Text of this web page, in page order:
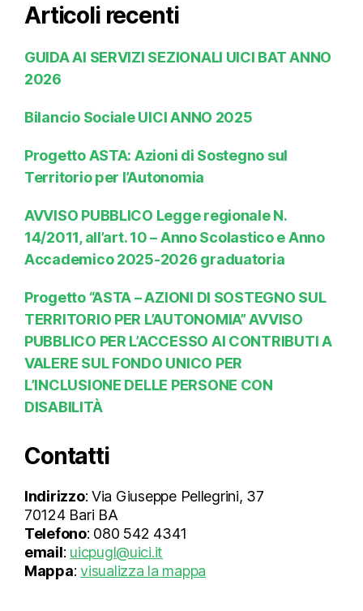
Articoli recenti
GUIDA AI SERVIZI SEZIONALI UICI BAT ANNO
2026
Bilancio Sociale UICI ANNO 2025
Progetto ASTA: Azioni di Sostegno sul
Territorio per l’Autonomia
AVVISO PUBBLICO Legge regionale N.
14/2011, all’art. 10 – Anno Scolastico e Anno
Accademico 2025-2026 graduatoria
Progetto “ASTA – AZIONI DI SOSTEGNO SUL
TERRITORIO PER L’AUTONOMIA” AVVISO
PUBBLICO PER L’ACCESSO AI CONTRIBUTI A
VALERE SUL FONDO UNICO PER
L’INCLUSIONE DELLE PERSONE CON
DISABILITÀ
Contatti
Indirizzo: Via Giuseppe Pellegrini, 37
70124 Bari BA
Telefono: 080 542 4341
email: uicpugl@uici.it
Mappa:visualizza la mappa